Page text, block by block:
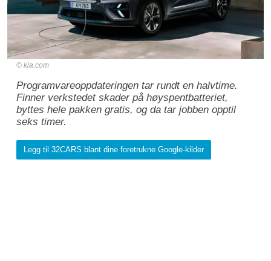
kia.com
Programvareoppdateringen tar rundt en halvtime.
Finner verkstedet skader på høyspentbatteriet,
byttes hele pakken gratis, og da tar jobben opptil
seks timer.
Legg til 32CARS blant dine foretrukne Google-kilder